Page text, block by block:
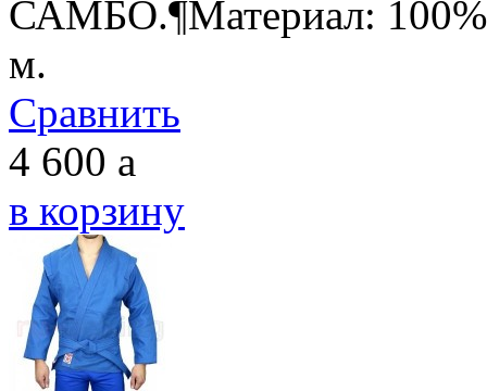
САМБО.¶Материал: 100%
м.
Сравнить
4 600 a
в корзину